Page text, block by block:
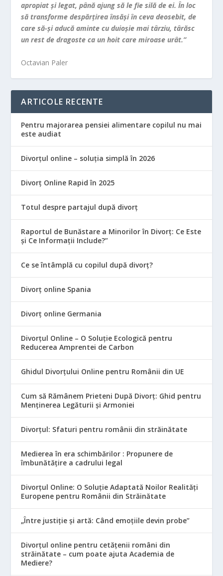
apropiat şi legat, până ajung să le fie silă de ei. În loc
să transforme despărţirea însăşi în ceva deosebit, de
care să-şi aducă aminte cu duioşie mai târziu, târăsc
un rest de dragoste ca un hoit care miroase urât.”
Octavian Paler
ARTICOLE RECENTE
Pentru majorarea pensiei alimentare copilul nu mai
este audiat
Divorțul online – soluția simplă în 2026
Divorț Online Rapid în 2025
Totul despre partajul după divorț
Raportul de Bunăstare a Minorilor în Divorț: Ce Este
și Ce Informații Include?”
Ce se întâmplă cu copilul după divorț?
Divorț online Spania
Divorț online Germania
Divorțul Online – O Soluție Ecologică pentru
Reducerea Amprentei de Carbon
Ghidul Divorțului Online pentru Românii din UE
Cum să Rămânem Prieteni După Divorț: Ghid pentru
Menținerea Legăturii și Armoniei
Divorțul: Sfaturi pentru românii din străinătate
Medierea în era schimbărilor : Propunere de
îmbunătățire a cadrului legal
Divorțul Online: O Soluție Adaptată Noilor Realități
Europene pentru Românii din Străinătate
„Între justiție și artă: Când emoțiile devin probe”
Divorțul online pentru cetățenii români din
străinătate – cum poate ajuta Academia de
Mediere?